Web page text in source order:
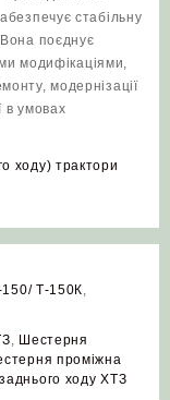
стабільну
поєднує
модифікаціями,
модернізації
в умовах
ходу) трактори
150/ Т-150К,
, Шестерня
проміжна
ходу ХТЗ